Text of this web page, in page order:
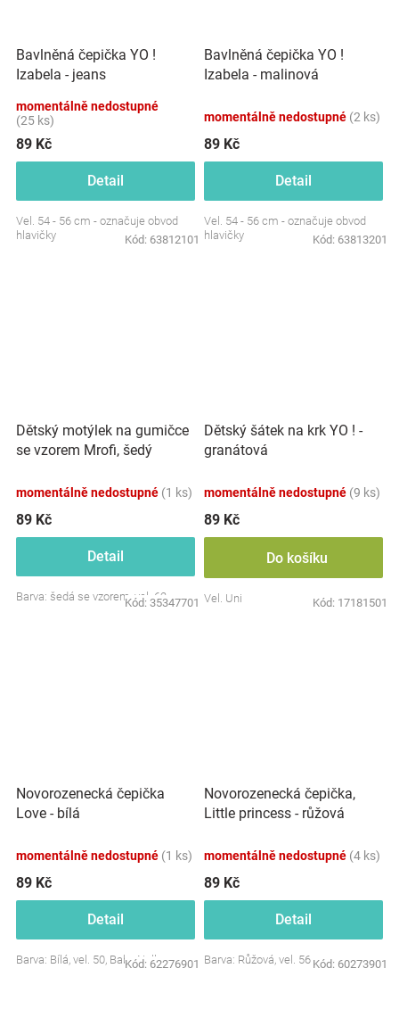
Bavlněná čepička YO !
Izabela - jeans
momentálně nedostupné
(25 ks)
89 Kč
Detail
Vel. 54 - 56 cm - označuje obvod
hlavičky
Kód: 63812101
Bavlněná čepička YO !
Izabela - malinová
momentálně nedostupné (2 ks)
89 Kč
Detail
Vel. 54 - 56 cm - označuje obvod
hlavičky
Kód: 63813201
Dětský motýlek na gumičce
se vzorem Mrofi, šedý
momentálně nedostupné (1 ks)
89 Kč
Detail
Barva: šedá se vzorem, vel. 62
Kód: 35347701
Dětský šátek na krk YO ! -
granátová
momentálně nedostupné (9 ks)
89 Kč
Do košíku
Vel. Uni Kód: 17181501
Novorozenecká čepička
Love - bílá
momentálně nedostupné (1 ks)
89 Kč
Detail
Barva: Bílá, vel. 50, Baby Nellys
Kód: 62276901
Novorozenecká čepička,
Little princess - růžová
momentálně nedostupné (4 ks)
89 Kč
Detail
Barva: Růžová, vel. 56 Kód: 60273901